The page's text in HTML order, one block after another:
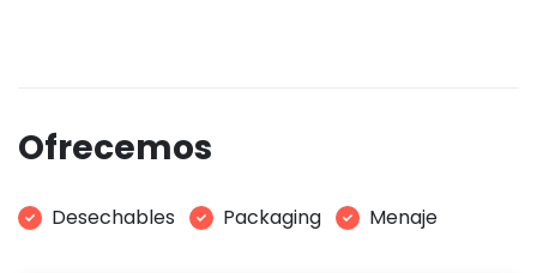
Ofrecemos
Desechables Packaging Menaje